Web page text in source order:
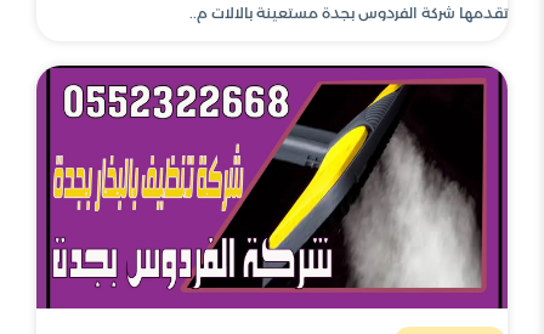
تقدمها شركة الفردوس بجدة مستعينة بالالات م..